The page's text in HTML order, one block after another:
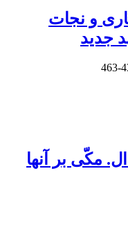
و نجات
جدید
مکّی بر آنها